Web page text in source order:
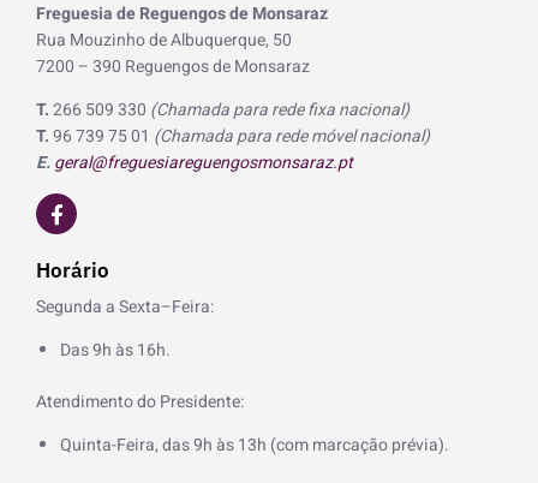
Freguesia de Reguengos de Monsaraz
Rua Mouzinho de Albuquerque, 50
7200 – 390 Reguengos de Monsaraz
T.266 509 330 (Chamada para rede fixa nacional)
T.96 739 75 01 (Chamada para rede móvel nacional)
E.geral@freguesiareguengosmonsaraz.pt
F
a
c
e
b
o
o
k
Horário
Segunda a Sexta–Feira:
Das 9h às 16h.
Atendimento do Presidente:
Quinta-Feira, das 9h às 13h (com marcação prévia).